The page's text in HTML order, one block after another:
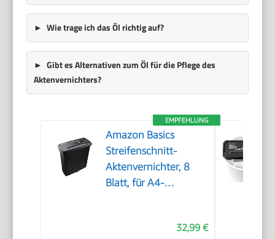
Wie trage ich das Öl richtig auf?
Gibt es Alternativen zum Öl für die Pflege des
Aktenvernichters?
EMPFEHLUNG
Amazon Basics
Streifenschnitt-
Aktenvernichter, 8
Blatt, für A4-
Auffangbehälter,32,99 €